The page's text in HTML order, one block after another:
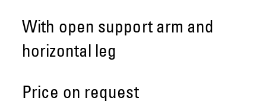
With open support arm and
horizontal leg
Price on request